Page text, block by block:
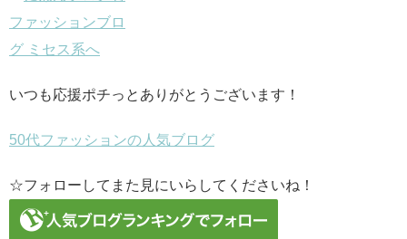
いつも応援ポチっとありがとうございます！
50代ファッションの人気ブログ
☆フォローしてまた見にいらしてくださいね！